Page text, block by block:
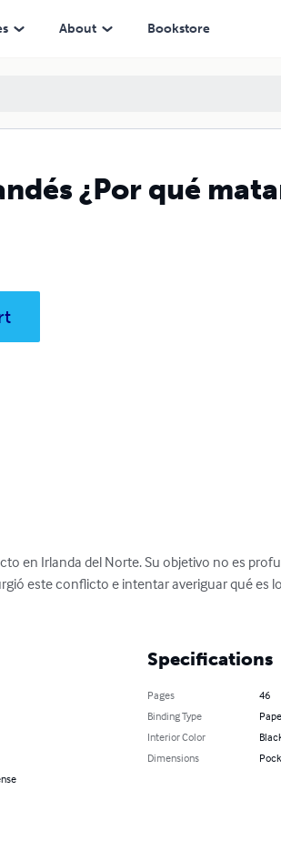
About Bookstore
¿Por qué
en Irlanda del Norte. Su objetivo no es
este conflicto e intentar averiguar qué es
Specifications
Pages
46
Binding Type
Interior Color
Dimensions